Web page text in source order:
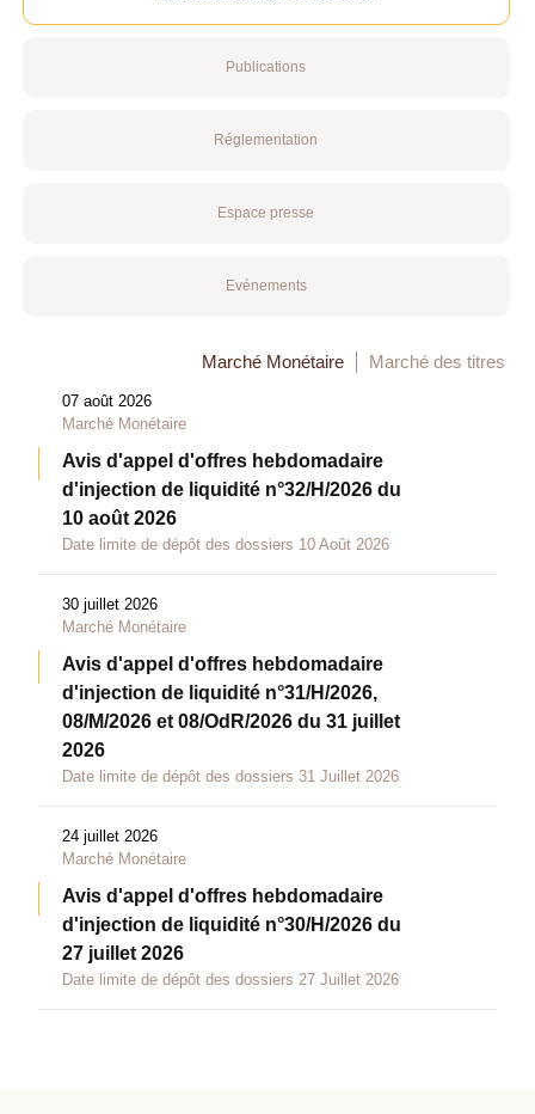
Publications
Réglementation
Espace presse
Evénements
Marché Monétaire Marché des titres
07 août 2026
Marché Monétaire
Avis d'appel d'offres hebdomadaire
d'injection de liquidité n°32/H/2026 du
10 août 2026
Date limite de dépôt des dossiers 10 Août 2026
30 juillet 2026
Marché Monétaire
Avis d'appel d'offres hebdomadaire
d'injection de liquidité n°31/H/2026,
08/M/2026 et 08/OdR/2026 du 31 juillet
2026
Date limite de dépôt des dossiers 31 Juillet 2026
24 juillet 2026
Marché Monétaire
Avis d'appel d'offres hebdomadaire
d'injection de liquidité n°30/H/2026 du
27 juillet 2026
Date limite de dépôt des dossiers 27 Juillet 2026